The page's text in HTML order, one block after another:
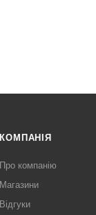
КОМПАНІЯ
Про компанію
Магазини
Відгуки